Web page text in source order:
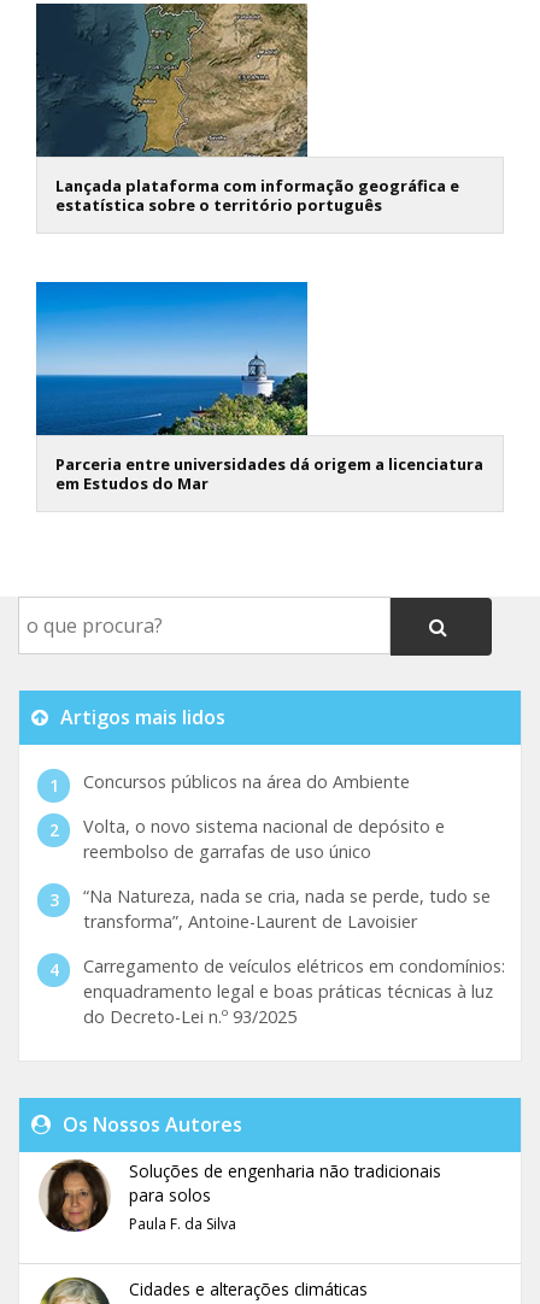
Lançada plataforma com informação geográfica e
estatística sobre o território português
Parceria entre universidades dá origem a licenciatura
em Estudos do Mar
Artigos mais lidos
Concursos públicos na área do Ambiente
Volta, o novo sistema nacional de depósito e
reembolso de garrafas de uso único
“Na Natureza, nada se cria, nada se perde, tudo se
transforma”, Antoine-Laurent de Lavoisier
Carregamento de veículos elétricos em condomínios:
enquadramento legal e boas práticas técnicas à luz
do Decreto-Lei n.º 93/2025
Os Nossos Autores
Soluções de engenharia não tradicionais
para solos
Paula F. da Silva
Cidades e alterações climáticas